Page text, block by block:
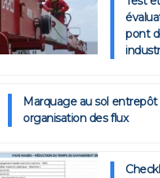
pont
Marquage au sol
organisation des flux